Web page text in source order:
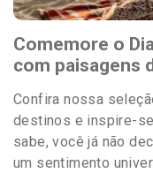
Comemore o
com paisagens
Confira nossa
destinos e inspire-
sabe, você já não
um sentimento